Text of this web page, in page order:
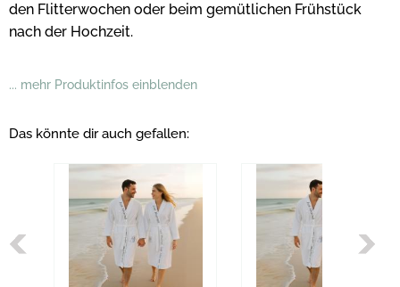
den Flitterwochen oder beim gemütlichen Frühstück
nach der Hochzeit.
... mehr Produktinfos einblenden
Das könnte dir auch gefallen: